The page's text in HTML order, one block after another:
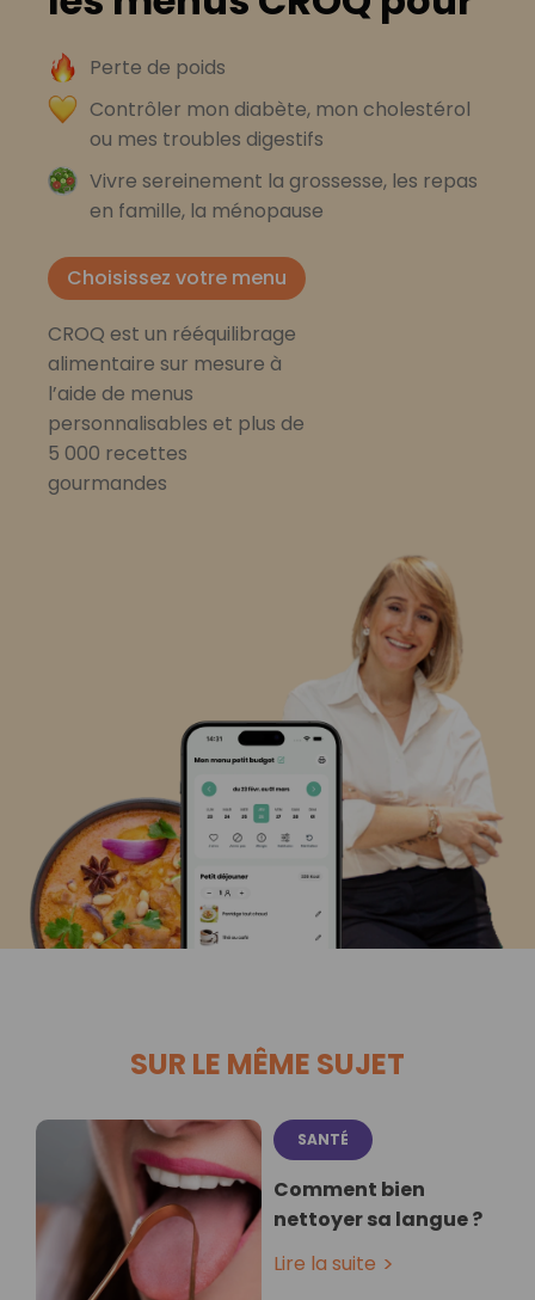
Perte de poids
Contrôler mon diabète, mon cholestérol
ou mes troubles digestifs
Vivre sereinement la grossesse, les repas
en famille, la ménopause
Choisissez votre menu
CROQ est un rééquilibrage
alimentaire sur mesure à
l’aide de menus
personnalisables et plus de
5 000 recettes
gourmandes
SUR LE MÊME SUJET
SANTÉ
Comment bien
nettoyer sa langue ?
Lire la suite